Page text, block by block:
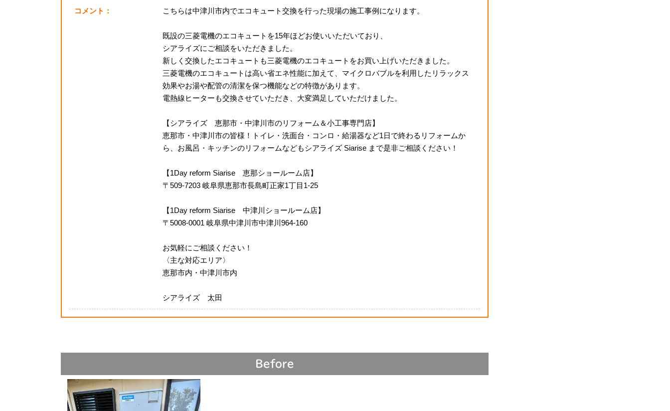
コメント： こちらは中津川市内でエコキュート交換を行った現場の施工事例になります。
既設の三菱電機のエコキュートを15年ほどお使いいただいており、
シアライズにご相談をいただきました。
新しく交換したエコキュートも三菱電機のエコキュートをお買い上げいただきました。
三菱電機のエコキュートは高い省エネ性能に加えて、マイクロバブルを利用したリラックス
効果やお湯や配管の清潔を保つ機能などの特徴があります。
電熱線ヒーターも交換させていただき、大変満足していただけました。
【シアライズ 恵那市・中津川市のリフォーム＆小工事専門店】
恵那市・中津川市の皆様！トイレ・洗面台・コンロ・給湯器など1日で終わるリフォームか
ら、お風呂・キッチンのリフォームなどもシアライズ Siarise まで是非ご相談ください！
【1Day reform Siarise 恵那ショールーム店】
〒509-7203 岐阜県恵那市長島町正家1丁目1-25
【1Day reform Siarise 中津川ショールーム店】
〒5008-0001 岐阜県中津川市中津川964-160
お気軽にご相談ください！
〈主な対応エリア〉
恵那市内・中津川市内
シアライズ 太田
Before